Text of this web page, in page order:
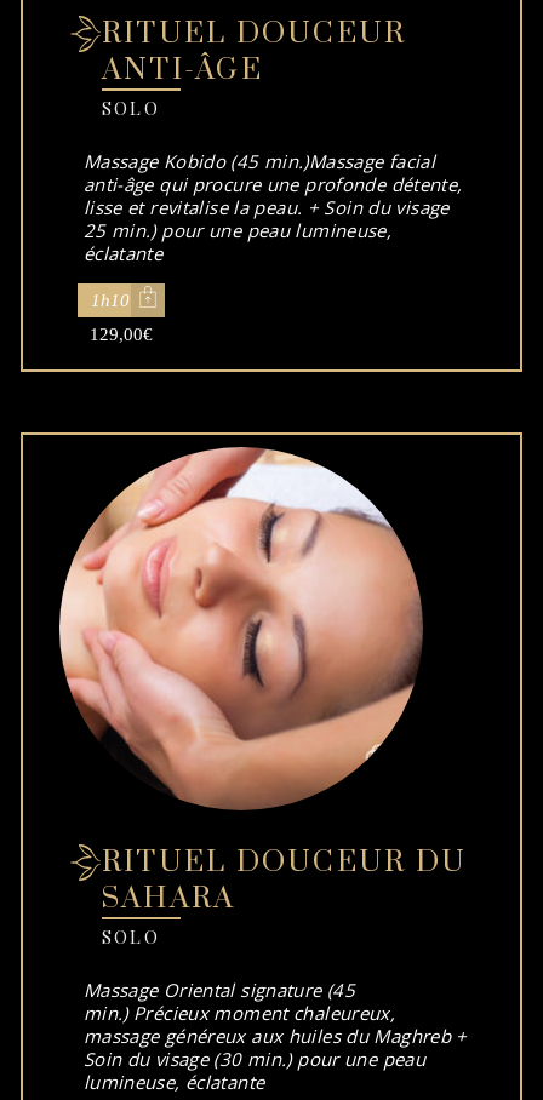
RITUEL DOUCEUR
ANTI-ÂGE
SOLO
Massage Kobido (45 min.)Massage facial
anti-âge qui procure une profonde détente,
lisse et revitalise la peau. + Soin du visage
25 min.) pour une peau lumineuse,
éclatante
1h10
129,00€
RITUEL DOUCEUR DU
SAHARA
SOLO
Massage Oriental signature (45
min.) Précieux moment chaleureux,
massage généreux aux huiles du Maghreb +
Soin du visage (30 min.) pour une peau
lumineuse, éclatante